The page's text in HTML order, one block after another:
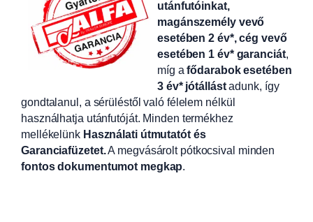
utánfutóinkat,
magánszemély vevő
esetében 2 év*, cég vevő
esetében 1 év* garanciát,
míg afődarabok esetében
3 év* jótállástadunk, így
gondtalanul, a sérüléstől való félelem nélkül
használhatja utánfutóját. Minden termékhez
mellékelünk Használati útmutatót és
Garanciafüzetet.A megvásárolt pótkocsival minden
fontos dokumentumot megkap.